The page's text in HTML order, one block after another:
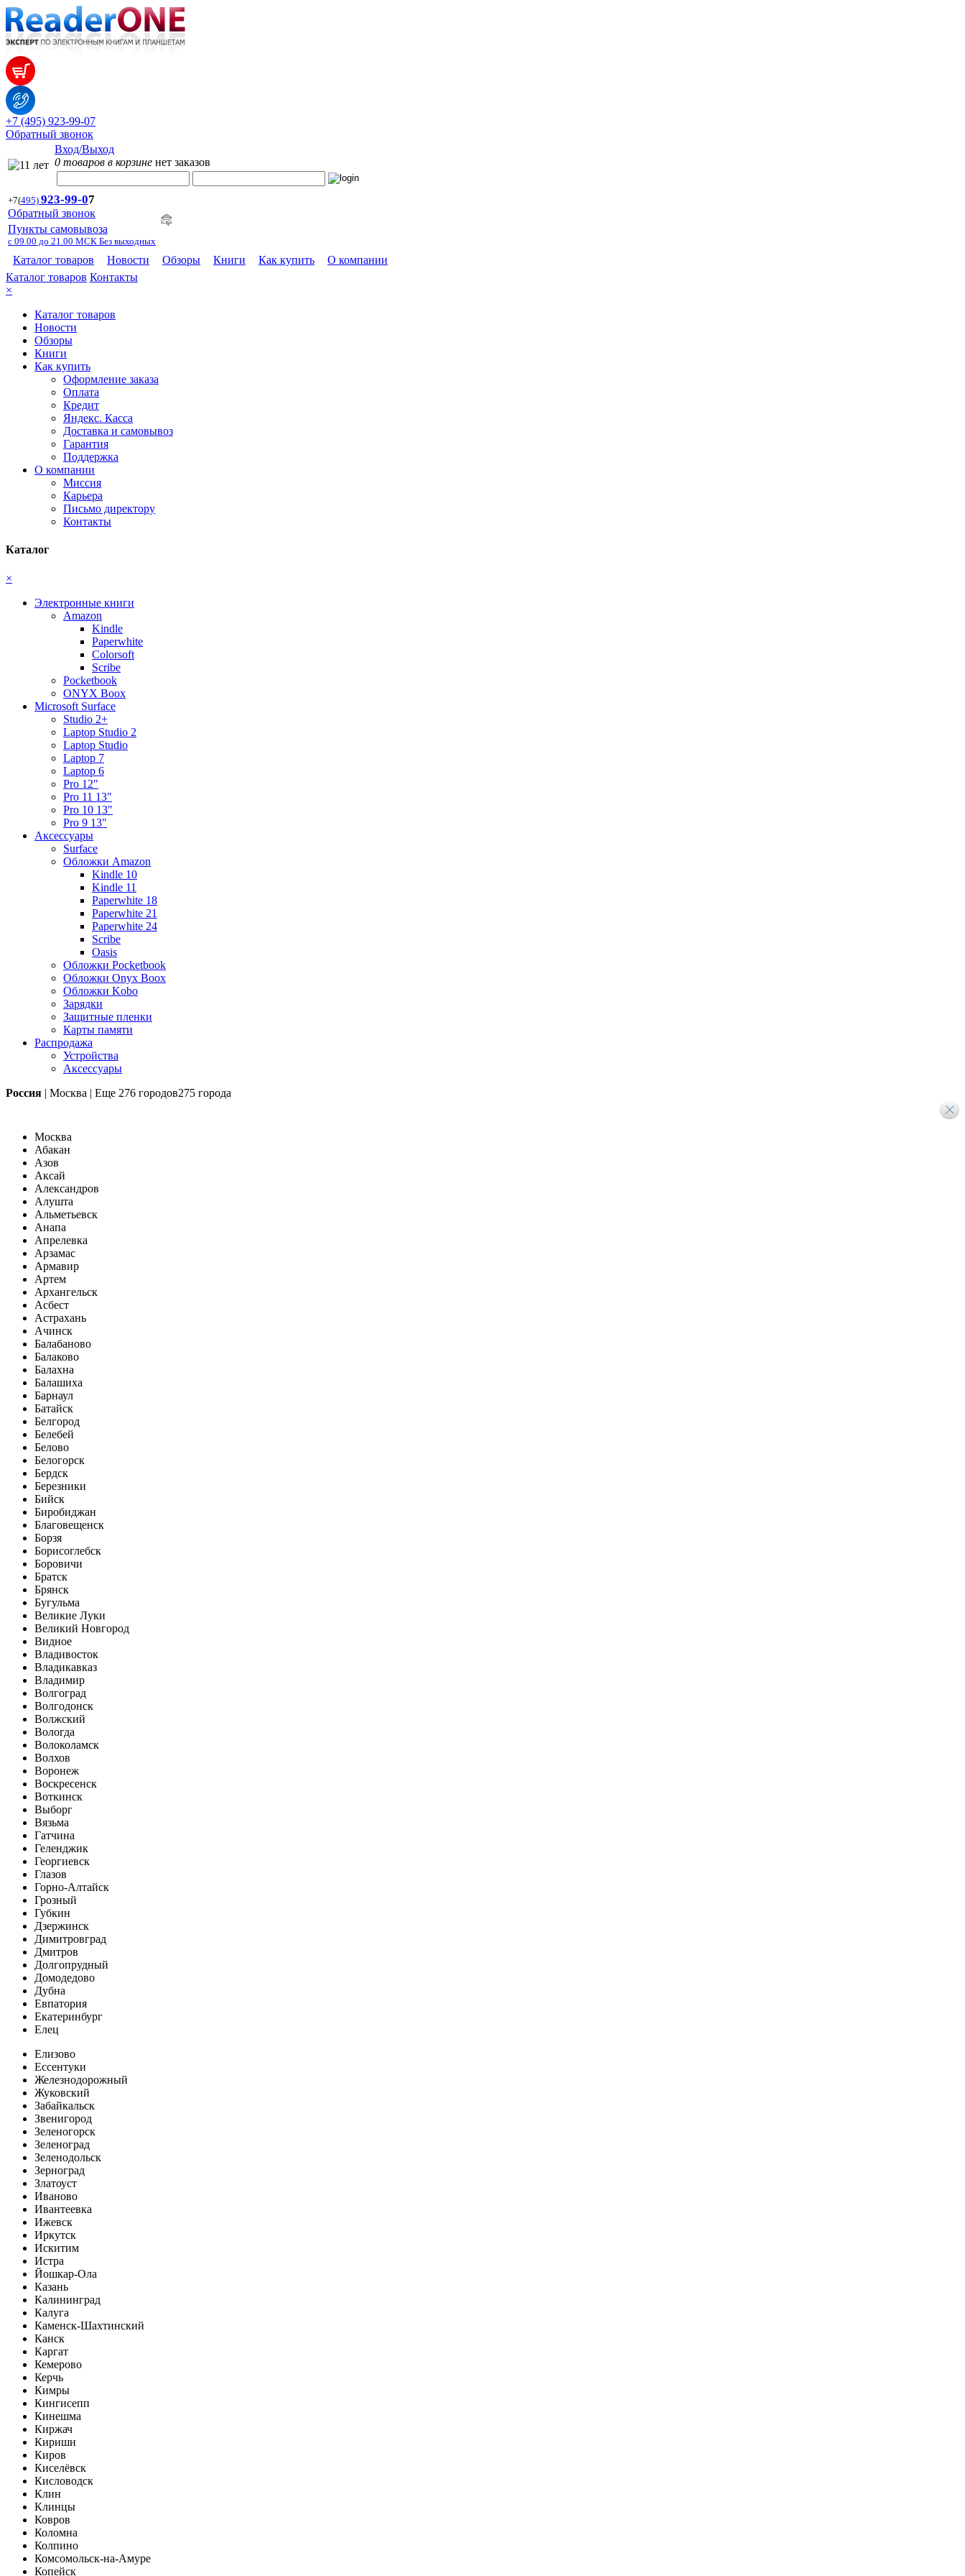
+7 (495) 923-99-07
Обратный звонок
Вход/Выход
0 товаров в корзине нет заказов
+7(495) 923-99-07
Обратный звонок
Пункты самовывоза
с 09.00 до 21.00 МСК Без выходных
Каталог товаров Новости Обзоры Книги Как купить
О компании
Каталог товаров Контакты
×
Каталог товаров
Новости
Обзоры
Книги
Как купить
Оформление заказа
Оплата
Кредит
Яндекс. Касса
Доставка и самовывоз
Гарантия
Поддержка
О компании
Миссия
Карьера
Письмо директору
Контакты
Каталог
×
Электронные книги
Amazon
Kindle
Paperwhite
Colorsoft
Scribe
Pocketbook
ONYX Boox
Microsoft Surface
Studio 2+
Laptop Studio 2
Laptop Studio
Laptop 7
Laptop 6
Pro 12"
Pro 11 13"
Pro 10 13"
Pro 9 13"
Аксессуары
Surface
Обложки Amazon
Kindle 10
Kindle 11
Paperwhite 18
Paperwhite 21
Paperwhite 24
Scribe
Oasis
Обложки Pocketbook
Обложки Onyx Boox
Обложки Kobo
Зарядки
Защитные пленки
Карты памяти
Распродажа
Устройства
Аксессуары
Россия | Москва | Еще 276 городов275 города
Москва
Абакан
Азов
Аксай
Александров
Алушта
Альметьевск
Анапа
Апрелевка
Арзамас
Армавир
Артем
Архангельск
Асбест
Астрахань
Ачинск
Балабаново
Балаково
Балахна
Балашиха
Барнаул
Батайск
Белгород
Белебей
Белово
Белогорск
Бердск
Березники
Бийск
Биробиджан
Благовещенск
Борзя
Борисоглебск
Боровичи
Братск
Брянск
Бугульма
Великие Луки
Великий Новгород
Видное
Владивосток
Владикавказ
Владимир
Волгоград
Волгодонск
Волжский
Вологда
Волоколамск
Волхов
Воронеж
Воскресенск
Воткинск
Выборг
Вязьма
Гатчина
Геленджик
Георгиевск
Глазов
Горно-Алтайск
Грозный
Губкин
Дзержинск
Димитровград
Дмитров
Долгопрудный
Домодедово
Дубна
Евпатория
Екатеринбург
Елец
Елизово
Ессентуки
Железнодорожный
Жуковский
Забайкальск
Звенигород
Зеленогорск
Зеленоград
Зеленодольск
Зерноград
Златоуст
Иваново
Ивантеевка
Ижевск
Иркутск
Искитим
Истра
Йошкар-Ола
Казань
Калининград
Калуга
Каменск-Шахтинский
Канск
Каргат
Кемерово
Керчь
Кимры
Кингисепп
Кинешма
Киржач
Кириши
Киров
Киселёвск
Кисловодск
Клин
Клинцы
Ковров
Коломна
Колпино
Комсомольск-на-Амуре
Копейск